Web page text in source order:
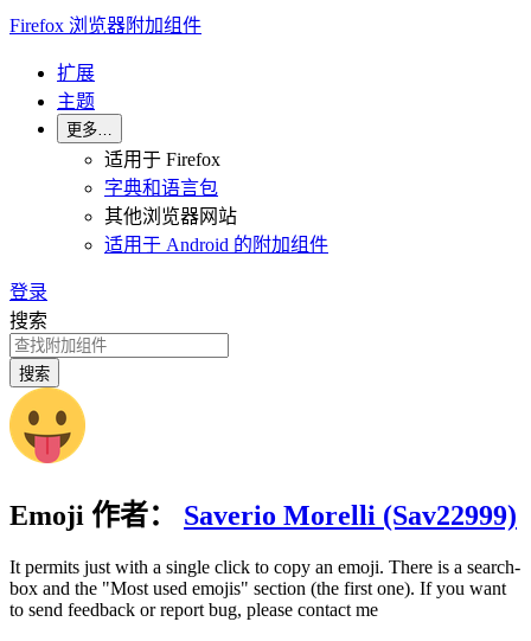
Firefox 浏览器附加组件
扩展
主题
更多…
适用于 Firefox
字典和语言包
其他浏览器网站
适用于 Android 的附加组件
登录
搜索
搜索
Emoji 作者： Saverio Morelli (Sav22999)
It permits just with a single click to copy an emoji. There is a search-
box and the "Most used emojis" section (the first one). If you want
to send feedback or report bug, please contact me